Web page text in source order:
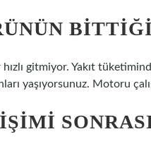
hızlı gitmiyor. Yakıt
yaşıyorsunuz. Motoru